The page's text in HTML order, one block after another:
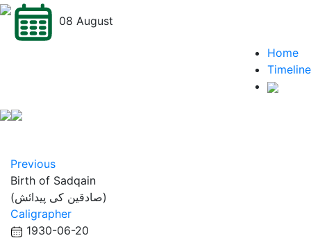
08 August
Home
Timeline
Previous
Birth of Sadqain
(صادقین کی پیدائش)
Caligrapher
1930-06-20